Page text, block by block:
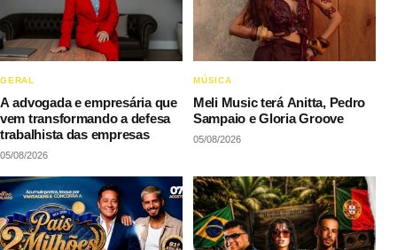
GERAL
A advogada e empresária que
vem transformando a defesa
trabalhista das empresas
05/08/2026
MÚSICA
Meli Music terá Anitta, Pedro
Sampaio e Gloria Groove
05/08/2026